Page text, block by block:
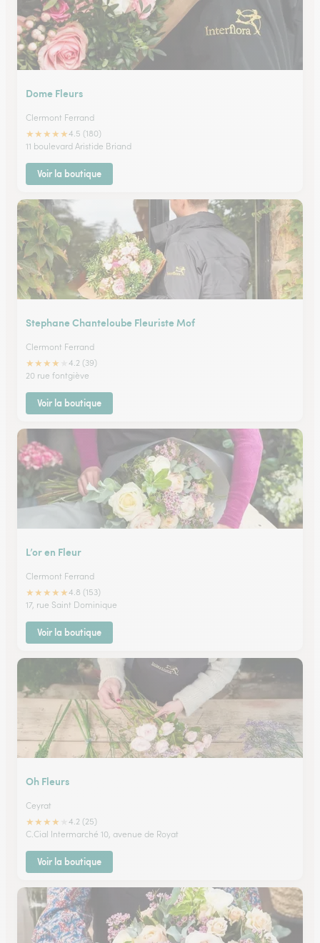
Dome Fleurs
Clermont Ferrand
★★★★★4.5 (180)
11 boulevard Aristide Briand
Voir la boutique
Stephane Chanteloube Fleuriste Mof
Clermont Ferrand
★★★★
4.2 (39)
20 rue fontgiève
Voir la boutique
L’or en Fleur
Clermont Ferrand
★★★★★4.8 (153)
17, rue Saint Dominique
Voir la boutique
Oh Fleurs
Ceyrat
★★★★
4.2 (25)
C.Cial Intermarché 10, avenue de Royat
Voir la boutique